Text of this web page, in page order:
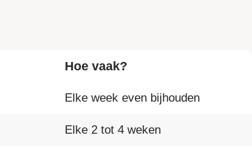
Hoe vaak?
Elke week even bijhouden
Elke 2 tot 4 weken